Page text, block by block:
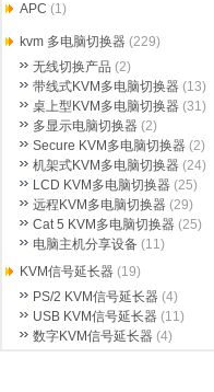
APC (1)
kvm 多电脑切换器 (229)
无线切换产品 (2)
带线式KVM多电脑切换器 (13)
桌上型KVM多电脑切换器 (31)
多显示电脑切换器 (2)
Secure KVM多电脑切换器 (2)
机架式KVM多电脑切换器 (24)
LCD KVM多电脑切换器 (25)
远程KVM多电脑切换器 (29)
Cat 5 KVM多电脑切换器 (25)
电脑主机分享设备 (11)
KVM信号延长器 (19)
PS/2 KVM信号延长器 (4)
USB KVM信号延长器 (11)
数字KVM信号延长器 (4)